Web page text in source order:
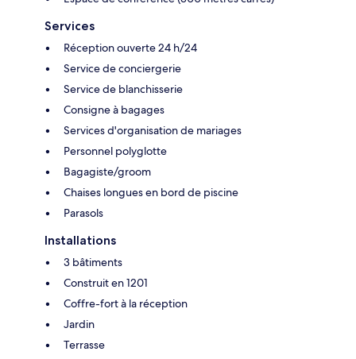
Services
Réception ouverte 24 h/24
Service de conciergerie
Service de blanchisserie
Consigne à bagages
Services d'organisation de mariages
Personnel polyglotte
Bagagiste/groom
Chaises longues en bord de piscine
Parasols
Installations
3 bâtiments
Construit en 1201
Coffre-fort à la réception
Jardin
Terrasse